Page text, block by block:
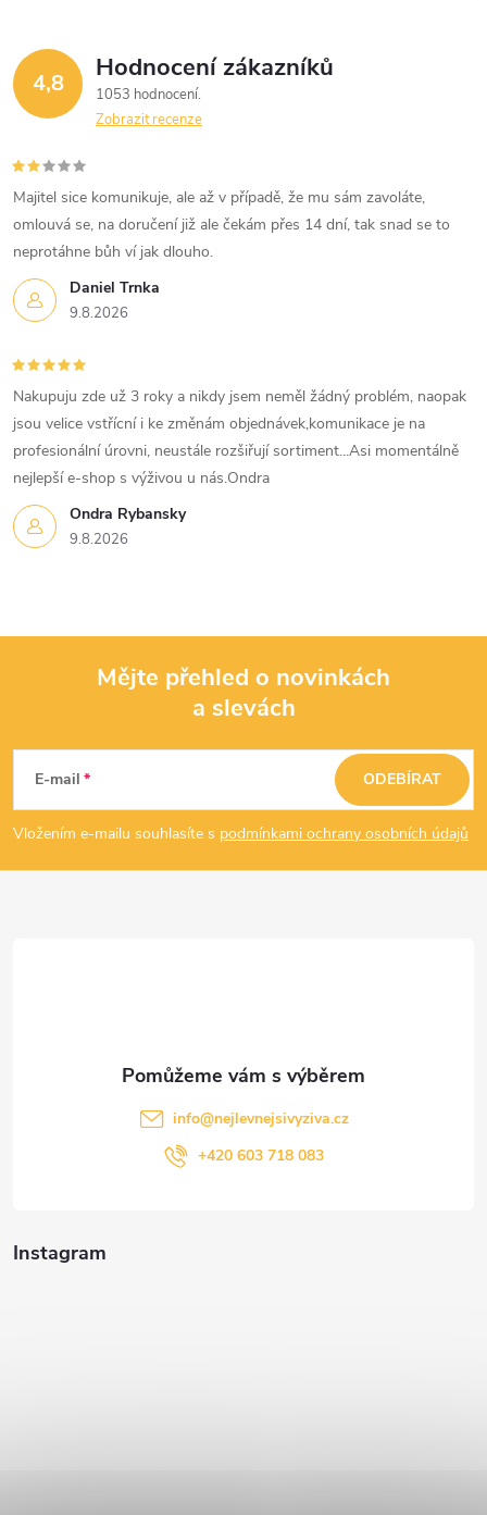
4,8 Hodnocení zákazníků
1053 hodnocení
Zobrazit recenze
Daniel Trnka
9.8.2026
Majitel sice komunikuje, ale až v případě, že mu sám zavoláte,
omlouvá se, na doručení již ale čekám přes 14 dní, tak snad se to
neprotáhne bůh ví jak dlouho.
Ondra Rybansky
9.8.2026
Nakupuju zde už 3 roky a nikdy jsem neměl žádný problém, naopak
jsou velice vstřícní i ke změnám objednávek,komunikace je na
profesionální úrovni, neustále rozšiřují sortiment...Asi momentálně
nejlepší e-shop s výživou u nás.Ondra
p
Mějte přehled o novinkách
a slevách
E-mail
Vložením e-mailu souhlasíte s podmínkami ochrany osobních údajů
ODEBÍRAT
Instagram
info@nejlevnejsivyziva.cz
+420 603 718 083